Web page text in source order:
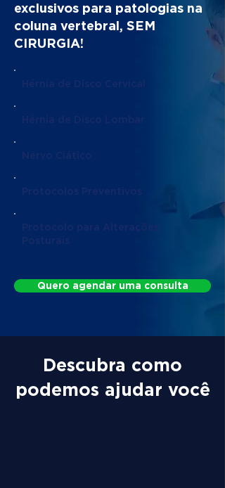
exclusivos para patologias na
coluna vertebral, SEM
CIRURGIA!
Hérnia de Disco Cervical
Hérnia de Disco Lombar
Nervo Ciático
Protocolos Preventivos
Protocolo para Alterações
Posturais
Quero agendar uma consulta
Descubra como
podemos ajudar você